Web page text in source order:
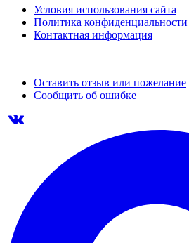
Условия использования сайта
Политика конфиденциальности
Контактная информация
Оставить отзыв или пожелание
Сообщить об ошибке